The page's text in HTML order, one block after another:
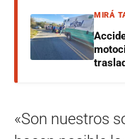
MIRÁ
«Son nuestros